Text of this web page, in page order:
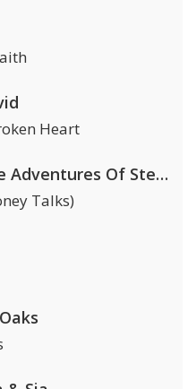
Heart
PAWSA & The Adventures Of Stevie V
Talks)